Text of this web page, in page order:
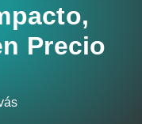
Precio